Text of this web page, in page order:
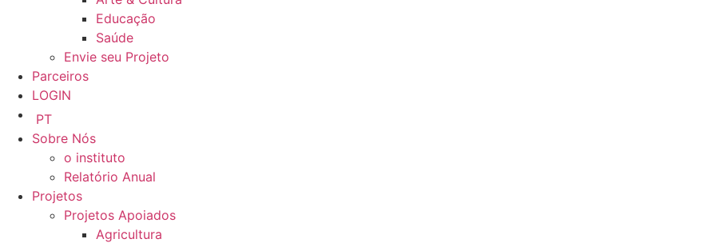
Educação
Saúde
Envie seu Projeto
Parceiros
LOGIN
PT
Sobre Nós
o instituto
Relatório Anual
Projetos
Projetos Apoiados
Agricultura